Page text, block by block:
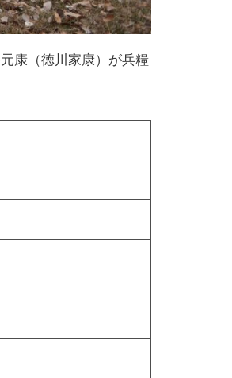
康（徳川家康）が兵糧